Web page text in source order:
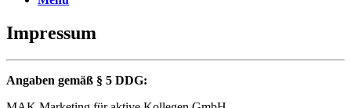
Impressum
Angaben gemäß § 5 DDG: